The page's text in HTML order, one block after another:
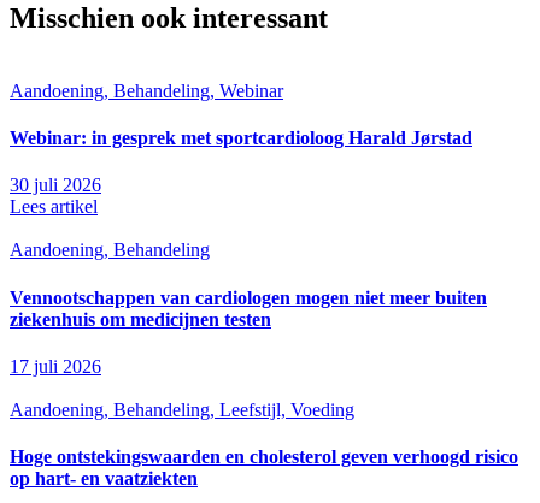
Misschien ook interessant
Aandoening, Behandeling, Webinar
Webinar: in gesprek met sportcardioloog Harald Jørstad
30 juli 2026
Lees artikel
Aandoening, Behandeling
Vennootschappen van cardiologen mogen niet meer buiten
ziekenhuis om medicijnen testen
17 juli 2026
Aandoening, Behandeling, Leefstijl, Voeding
Hoge ontstekingswaarden en cholesterol geven verhoogd risico
op hart- en vaatziekten